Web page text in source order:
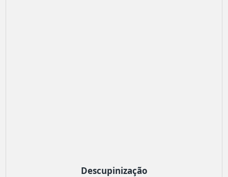
Descupinização